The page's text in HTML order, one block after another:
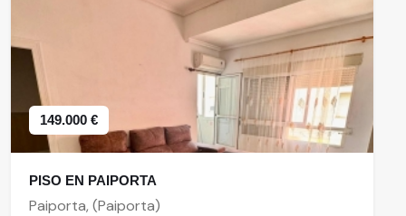
149.000 €
PISO EN PAIPORTA
Paiporta, (Paiporta)